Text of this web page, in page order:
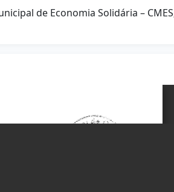
de Economia Solidária –